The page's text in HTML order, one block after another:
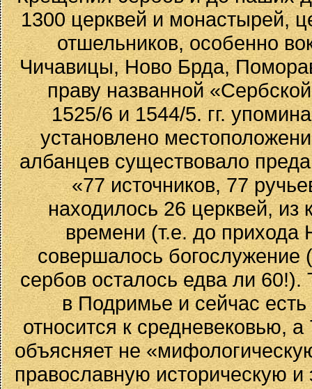
1300 церквей и монастырей,
отшельников, особенно
Чичавицы, Ново Брда,
праву названной
1525/6 и 1544/5. гг.
установлено
албанцев существовало
«77 источников, 77
находилось 26 церквей, из
времени (т.е. до
совершалось
сербов осталось едва ли
в Подримье и сейчас
относится к средневековью,
объясняет не
православную историческую и